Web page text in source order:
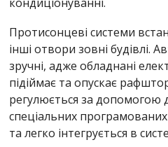
кондиціонуванні.
Протисонцеві системи
інші отвори зовні будівлі.
зручні, адже обладнані
підіймає та опускає
регулюється за допомогою
спеціальних
та легко інтегрується в